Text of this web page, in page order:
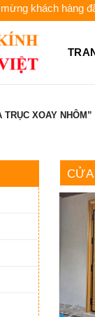
khách hàng đã
XOAY NHÔM”
CỬA